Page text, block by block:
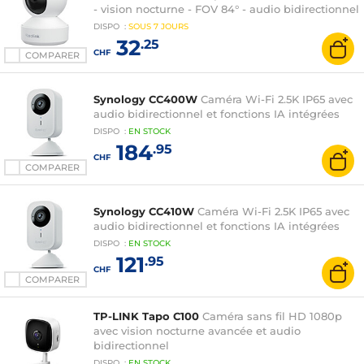
COMPARER
- vision nocturne - FOV 84° - audio bidirectionnel
DISPO : SOUS 7 JOURS
CHF32.25
COMPARER
Synology CC400W Caméra Wi-Fi 2.5K IP65 avec
audio bidirectionnel et fonctions IA intégrées
DISPO : EN STOCK
CHF184.95
COMPARER
Synology CC410W Caméra Wi-Fi 2.5K IP65 avec
audio bidirectionnel et fonctions IA intégrées
DISPO : EN STOCK
CHF121.95
TP-LINK Tapo C100 Caméra sans fil HD 1080p
avec vision nocturne avancée et audio
bidirectionnel